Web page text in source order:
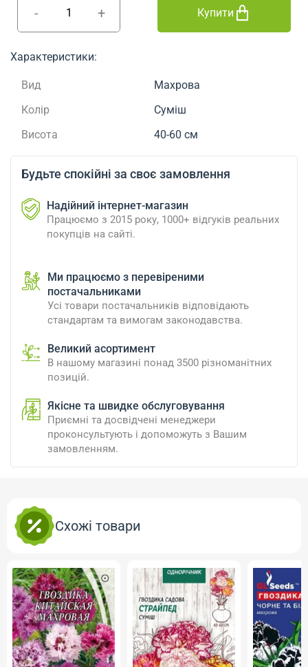
- + Купити
Характеристики:
Вид
Махрова
Колір
Суміш
Висота
40-60 см
Будьте спокійні за своє замовлення
Надійний інтернет-магазин
Працюємо з 2015 року, 1000+ відгуків реальних
покупців на сайті.
Ми працюємо з перевіреними
постачальниками
Усі товари постачальників відповідають
стандартам та вимогам законодавства.
Великий асортимент
В нашому магазині понад 3500 різноманітних
позицій.
Якісне та швидке обслуговування
Приємні та досвідчені менеджери
проконсультують і допоможуть з Вашим
замовленням.
Схожі товари